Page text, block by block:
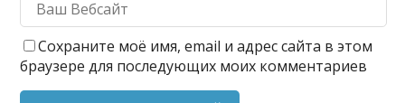
Сохраните моё имя, email и адрес сайта в этом
браузере для последующих моих комментариев